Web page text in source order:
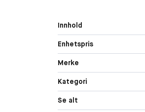
Innhold
Enhetspris
Merke
Kategori
Se alt